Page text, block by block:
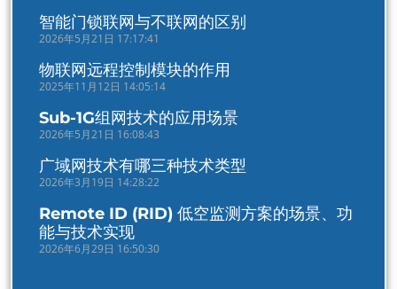
智能门锁联网与不联网的区别
2026年5月21日 17:17:41
物联网远程控制模块的作用
2025年11月12日 14:05:14
Sub-1G组网技术的应用场景
2026年5月21日 16:08:43
广域网技术有哪三种技术类型
2026年3月19日 14:28:22
Remote ID (RID) 低空监测方案的场景、功
能与技术实现
2026年6月29日 16:50:30